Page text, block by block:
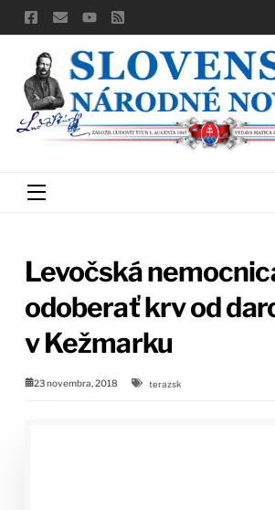
Skip
to
content
Menu
Levočská
odoberať krv od
v Kežmarku
23 novembra, 2018 terazsk